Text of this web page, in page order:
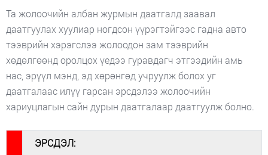
Та жолоочийн албан журмын даатгалд заавал
даатгуулах хуулиар ногдсон үүрэгтэйгээс гадна авто
тээврийн хэрэгслээ жолоодон зам тээврийн
хөдөлгөөнд оролцох үедээ гуравдагч этгээдийн амь
нас, эрүүл мэнд, эд хөрөнгөд учруулж болох уг
даатгалаас илүү гарсан эрсдэлээ жолоочийн
хариуцлагын сайн дурын даатгалаар даатгуулж болно.
ЭРСДЭЛ: